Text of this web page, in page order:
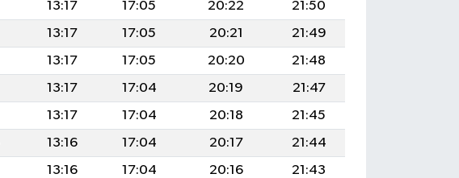
13:17 17:05 20:22
21:50
13:17 17:05 20:21
21:49
13:17 17:05 20:20
21:48
13:17 17:04 20:19
21:47
13:17 17:04 20:18
21:45
13:16 17:04 20:17
21:44
13:16 17:04 20:16
21:43